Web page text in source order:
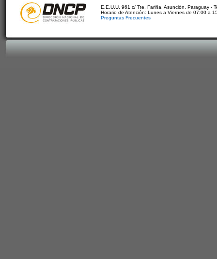
E.E.U.U. 961 c/ Tte. Fariña. Asunción, Paraguay -
Horario de Atención: Lunes a Viernes de 07:00 a
Preguntas Frecuentes